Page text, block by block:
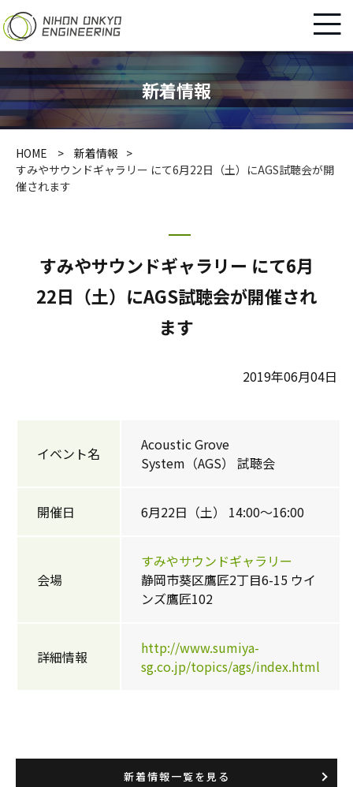
新着情報
HOME
新着情報
すみやサウンドギャラリー にて6月22日（土）にAGS試聴会が開
催されます
すみやサウンドギャラリー にて6月
22日（土）にAGS試聴会が開催され
ます
2019年06月04日
イベント名
Acoustic Grove
System（AGS） 試聴会
開催日 6月22日（土） 14:00～16:00
会場
すみやサウンドギャラリー
静岡市葵区鷹匠2丁目6-15 ウイ
ンズ鷹匠102
詳細情報
http://www.sumiya-
sg.co.jp/topics/ags/index.html
新着情報一覧を見る